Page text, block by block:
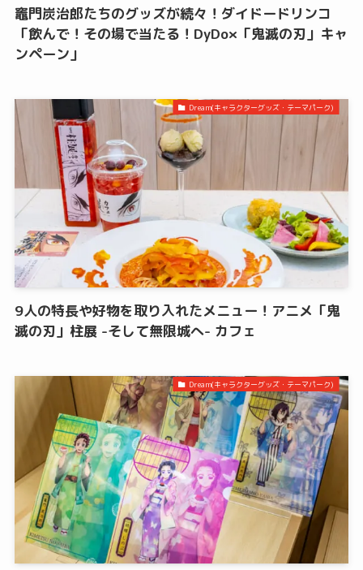
竈門炭治郎たちのグッズが続々！ダイドードリンコ
「飲んで！その場で当たる！DyDo×「鬼滅の刃」キャ
ンペーン」
Dream(キャラクターグッズ・テーマパーク)
9人の特長や好物を取り入れたメニュー！アニメ「鬼
滅の刃」柱展 -そして無限城へ- カフェ
Dream(キャラクターグッズ・テーマパーク)